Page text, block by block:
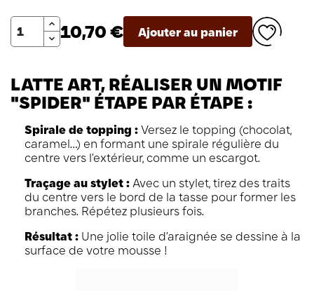
Quantité 10,70 € Ajouter au panier
LATTE ART, RÉALISER UN MOTIF
"SPIDER" ÉTAPE PAR ÉTAPE :
Spirale de topping : Versez le topping (chocolat,
caramel…) en formant une spirale régulière du
centre vers l’extérieur, comme un escargot.
Traçage au stylet : Avec un stylet, tirez des traits
du centre vers le bord de la tasse pour former les
branches. Répétez plusieurs fois.
Résultat : Une jolie toile d’araignée se dessine à la
surface de votre mousse !